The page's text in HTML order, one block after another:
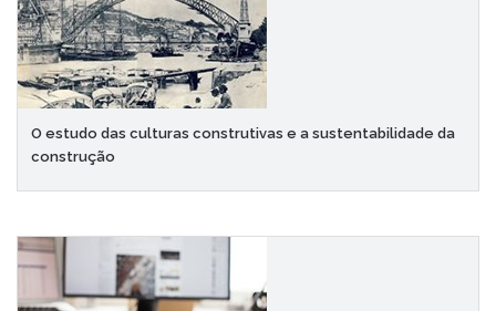
O estudo das culturas construtivas e a sustentabilidade da
construção